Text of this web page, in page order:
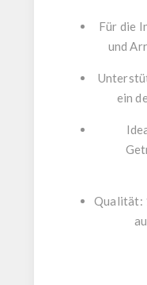
Für die
und
ein
Qualität: